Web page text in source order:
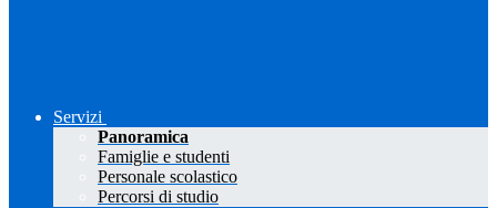
Servizi
Panoramica
Famiglie e studenti
Personale scolastico
Percorsi di studio